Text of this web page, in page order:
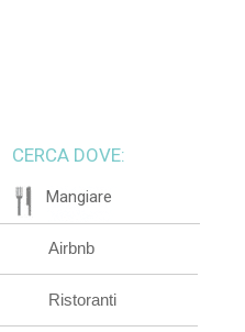
CERCA DOVE:
Mangiare
Airbnb
Ristoranti